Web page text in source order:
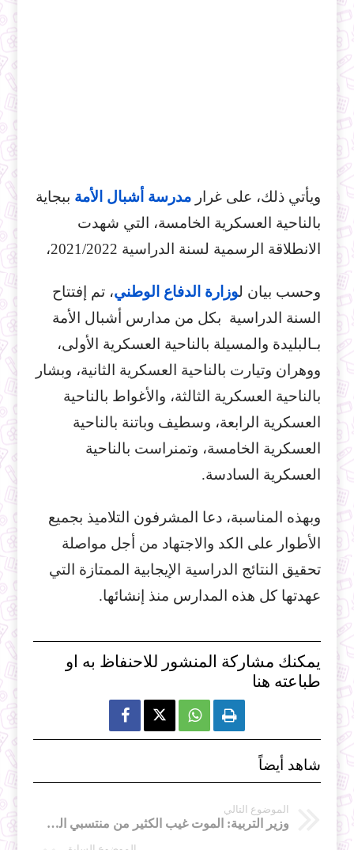
ويأتي ذلك، على غرارمدرسة أشبال الأمة ببجاية
بالناحية العسكرية الخامسة، التي شهدت
الانطلاقة الرسمية لسنة الدراسية 2021/2022،
وحسب بيان لوزارة الدفاع الوطني، تم إفتتاح
السنة الدراسية بكل من مدارس أشبال الأمة
بـالبليدة والمسيلة بالناحية العسكرية الأولى،
ووهران وتيارت بالناحية العسكرية الثانية، وبشار
بالناحية العسكرية الثالثة، والأغواط بالناحية
العسكرية الرابعة، وسطيف وباتنة بالناحية
العسكرية الخامسة، وتمنراست بالناحية
العسكرية السادسة.
وبهذه المناسبة، دعا المشرفون التلاميذ بجميع
الأطوار على الكد والاجتهاد من أجل مواصلة
تحقيق النتائج الدراسية الإيجابية الممتازة التي
عهدتها كل هذه المدارس منذ إنشائها.
يمكنك مشاركة المنشور للاحنفاظ به او
طباعته هنا
  
شاهد أيضاً
الموضوع التالي
وزير التربية: الموت غيب الكثير من منتسبي القطاع والتلقيح ضرورة لحماية المدرسة